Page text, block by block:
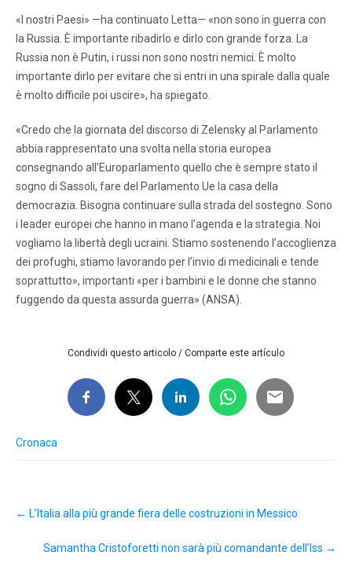
«I nostri Paesi» —ha continuato Letta— «non sono in guerra con
la Russia. È importante ribadirlo e dirlo con grande forza. La
Russia non è Putin, i russi non sono nostri nemici. È molto
importante dirlo per evitare che si entri in una spirale dalla quale
è molto difficile poi uscire», ha spiegato.
«Credo che la giornata del discorso di Zelensky al Parlamento
abbia rappresentato una svolta nella storia europea
consegnando all’Europarlamento quello che è sempre stato il
sogno di Sassoli, fare del Parlamento Ue la casa della
democrazia. Bisogna continuare sulla strada del sostegno. Sono
i leader europei che hanno in mano l’agenda e la strategia. Noi
vogliamo la libertà degli ucraini. Stiamo sostenendo l’accoglienza
dei profughi, stiamo lavorando per l’invio di medicinali e tende
soprattutto», importanti «per i bambini e le donne che stanno
fuggendo da questa assurda guerra» (ANSA).
Condividi questo articolo / Comparte este artículo
Cronaca
navigation
← L’Italia alla più grande fiera delle costruzioni in Messico
Samantha Cristoforetti non sarà più comandante dell’Iss →